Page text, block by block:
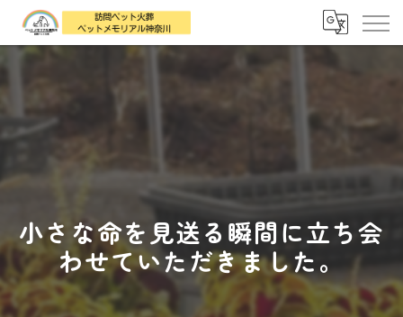
小さな命を見送る瞬間に立ち会
わせていただきました。